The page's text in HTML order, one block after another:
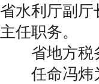
省水利厅副
主任职务。
省地方税
任命冯炜为